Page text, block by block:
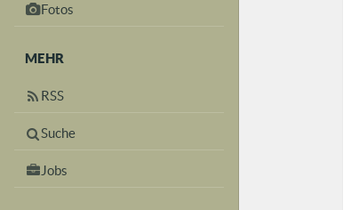
Fotos
MEHR
RSS
Suche
Jobs